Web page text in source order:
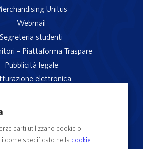
Unitus
Webmail
Segreteria studenti
– Piattaforma Traspare
Pubblicità legale
elettronica
Servizio reclami
parti utilizzano cookie o
come specificato nella cookie